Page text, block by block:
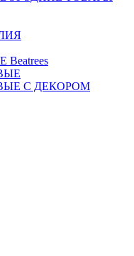
С ДЕКОРОМ